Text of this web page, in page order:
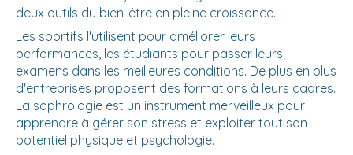
deux outils du bien-être en pleine croissance.
Les sportifs l'utilisent pour améliorer leurs
performances, les étudiants pour passer leurs
examens dans les meilleures conditions. De plus en plus
d'entreprises proposent des formations à leurs cadres.
La sophrologie est un instrument merveilleux pour
apprendre à gérer son stress et exploiter tout son
potentiel physique et psychologie.